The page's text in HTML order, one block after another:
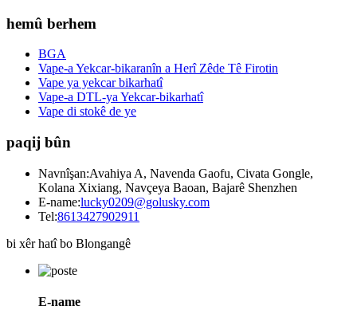
hemû berhem
BGA
Vape-a Yekcar-bikaranîn a Herî Zêde Tê Firotin
Vape ya yekcar bikarhatî
Vape-a DTL-ya Yekcar-bikarhatî
Vape di stokê de ye
paqij bûn
Navnîşan:Avahiya A, Navenda Gaofu, Civata Gongle,
Kolana Xixiang, Navçeya Baoan, Bajarê Shenzhen
E-name:lucky0209@golusky.com
Tel:8613427902911
bi xêr hatî bo Blongangê
E-name